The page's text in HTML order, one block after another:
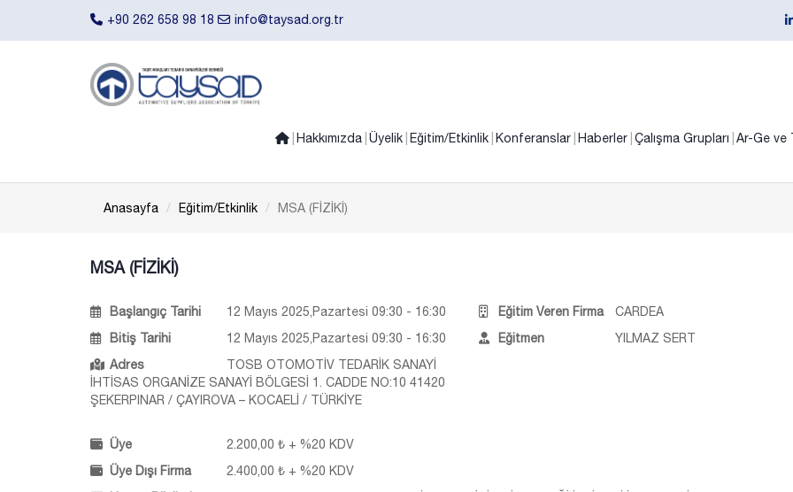
+90 262 658 98 18 info@taysad.org.tr
Hakkımızda Üyelik Eğitim/Etkinlik Konferanslar Haberler Çalışma Grupları Ar-Ge ve
Anasayfa Eğitim/Etkinlik MSA (FİZİKİ)
MSA (FİZİKİ)
Başlangıç Tarihi
12 Mayıs 2025,Pazartesi 09:30 - 16:30
Bitiş Tarihi
12 Mayıs 2025,Pazartesi 09:30 - 16:30
Adres
TOSB OTOMOTİV TEDARİK SANAYİ
İHTİSAS ORGANİZE SANAYİ BÖLGESİ 1. CADDE NO:10 41420
ŞEKERPINAR / ÇAYIROVA – KOCAELİ / TÜRKİYE
Eğitim Veren Firma
CARDEA
Eğitmen
YILMAZ SERT
Üye
2.200,00 ₺ + %20 KDV
Üye Dışı Firma
2.400,00 ₺ + %20 KDV